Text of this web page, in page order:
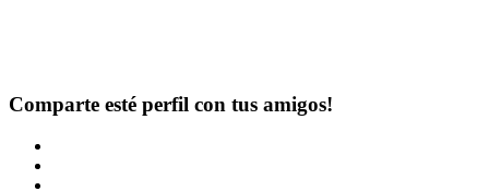
Comparte esté perfil con tus amigos!